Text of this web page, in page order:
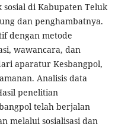
di Kabupaten Teluk
dan penghambatnya.
dengan metode
wawancara, dan
aparatur Kesbangpol,
Analisis data
penelitian
telah berjalan
melalui sosialisasi dan